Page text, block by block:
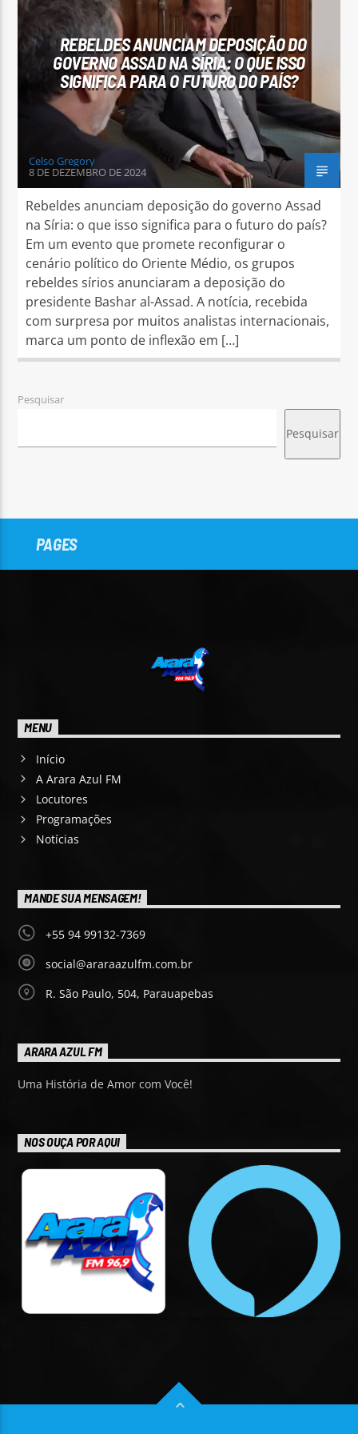
Arara Azul FM
REBELDES ANUNCIAM DEPOSIÇÃO DO
GOVERNO ASSAD NA SÍRIA: O QUE ISSO
SIGNIFICA PARA O FUTURO DO PAÍS?
Celso Gregory
8 DE DEZEMBRO DE 2024
Rebeldes anunciam deposição do governo Assad
na Síria: o que isso significa para o futuro do país?
Em um evento que promete reconfigurar o
cenário político do Oriente Médio, os grupos
rebeldes sírios anunciaram a deposição do
presidente Bashar al-Assad. A notícia, recebida
com surpresa por muitos analistas internacionais,
marca um ponto de inflexão em […]
Pesquisar
Pesquisar
PAGES
MENU
Início
A Arara Azul FM
Locutores
Programações
Notícias
MANDE SUA MENSAGEM!
+55 94 99132-7369
social@araraazulfm.com.br
R. São Paulo, 504, Parauapebas
ARARA AZUL FM
Uma História de Amor com Você!
NOS OUÇA POR AQUI